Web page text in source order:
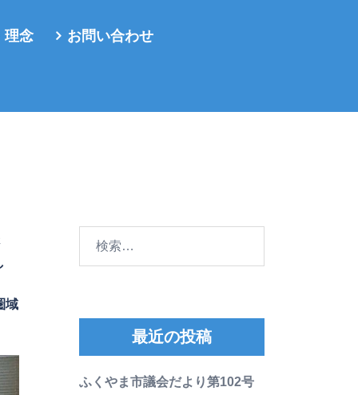
理念 お問い合わせ
域
最近の投稿
ふくやま市議会だより第102号